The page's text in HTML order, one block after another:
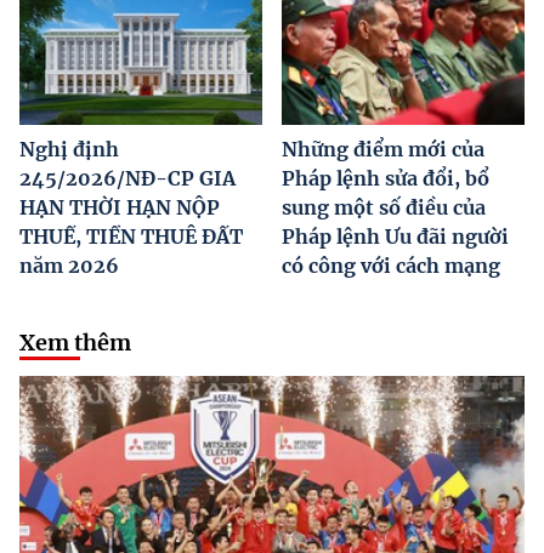
Nghị định
245/2026/NĐ-CP GIA
HẠN THỜI HẠN NỘP
THUẾ, TIỀN THUÊ ĐẤT
năm 2026
Những điểm mới của
Pháp lệnh sửa đổi, bổ
sung một số điều của
Pháp lệnh Ưu đãi người
có công với cách mạng
Xem thêm